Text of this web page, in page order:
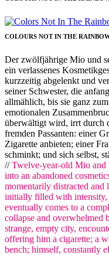
COLOURS NOT IN THE
Der zwölfjährige Mio und
ein verlassenes
kurzzeitig abgelenkt und
seiner Schwester, die
allmählich, bis sie ganz
emotionalen
überwältigt wird, irrt durch
fremden Passanten: einer
Zigarette anbieten; einer
schminkt; und sich selbst,
//Twelve-year-old Mio and
into an abandoned
momentarily distracted and
initially filled with intensity,
eventually comes to a
collapse and overwhelmed
strange, empty city,
offering him a cigarette; a
bench; himself, constantly